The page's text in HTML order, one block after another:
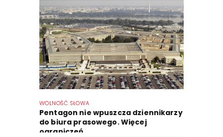
WOLNOŚĆ SŁOWA
Pentagon nie wpuszcza dziennikarzy
do biura prasowego. Więcej
ograniczeń